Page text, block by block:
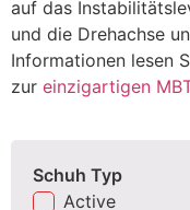
auf das
und die Drehachse
Informationen lesen
zur einzigartigen
Schuh Typ
Active